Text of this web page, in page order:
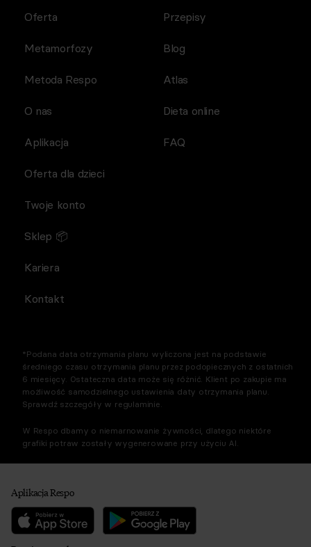
Oferta
Metamorfozy
Metoda Respo
O nas
Aplikacja
Przepisy
Blog
Atlas
Dieta online
FAQ
Oferta dla dzieci
Twoje konto
Sklep 📦
Kariera
Kontakt
*Podana data otrzymania planu wyliczona jest na podstawie
średniego czasu otrzymania planu przez podopiecznych z ostatnich
6 miesięcy. Ostateczna data może się różnić. Klient po zakupie ma
możliwość samodzielnego ustawienia daty otrzymania planu.
Sprawdź szczegóły w regulaminie.
W Respo dbamy o niemarnowanie żywności, dlatego niektóre
grafiki potraw zostały wygenerowane przy użyciu AI.
Aplikacja Respo